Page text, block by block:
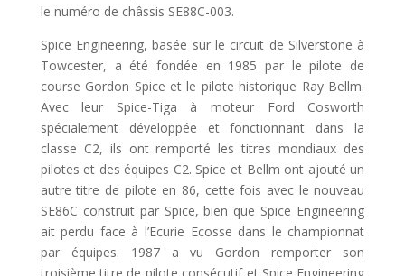
le numéro de châssis SE88C-003.
Spice Engineering, basée sur le circuit de Silverstone à
Towcester, a été fondée en 1985 par le pilote de
course Gordon Spice et le pilote historique Ray Bellm.
Avec leur Spice-Tiga à moteur Ford Cosworth
spécialement développée et fonctionnant dans la
classe C2, ils ont remporté les titres mondiaux des
pilotes et des équipes C2. Spice et Bellm ont ajouté un
autre titre de pilote en 86, cette fois avec le nouveau
SE86C construit par Spice, bien que Spice Engineering
ait perdu face à l’Ecurie Ecosse dans le championnat
par équipes. 1987 a vu Gordon remporter son